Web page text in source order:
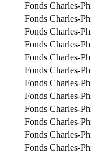
Fonds Charles-
Fonds Charles-
Fonds Charles-
Fonds Charles-
Fonds Charles-
Fonds Charles-
Fonds Charles-
Fonds Charles-
Fonds Charles-
Fonds Charles-
Fonds Charles-
Fonds Charles-